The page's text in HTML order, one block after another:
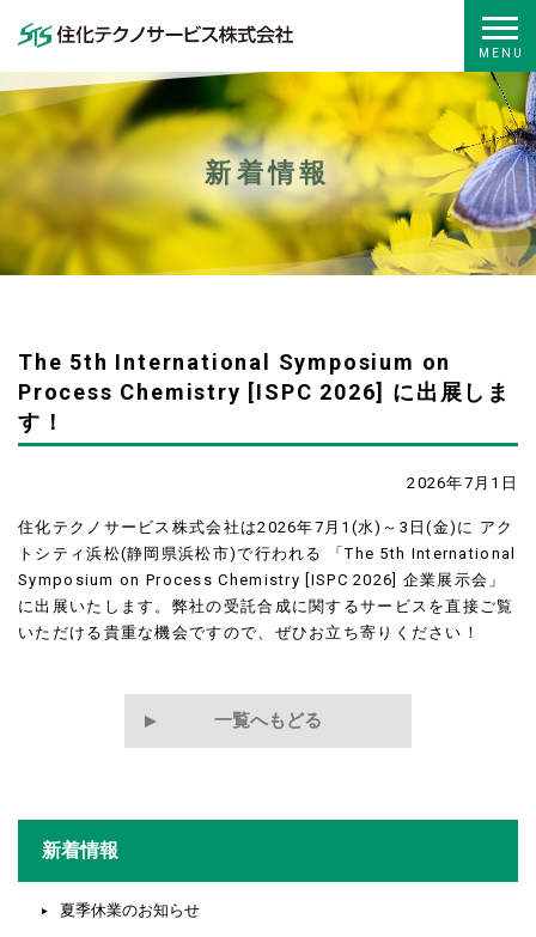
新着情報
The 5th International Symposium on
Process Chemistry [ISPC 2026] に出展しま
す！
2026年7月1日
住化テクノサービス株式会社は2026年7月1(水)～3日(金)に アク
トシティ浜松(静岡県浜松市)で行われる 「The 5th International
Symposium on Process Chemistry [ISPC 2026] 企業展示会」
に出展いたします。弊社の受託合成に関するサービスを直接ご覧
いただける貴重な機会ですので、ぜひお立ち寄りください！
一覧へもどる
新着情報
夏季休業のお知らせ